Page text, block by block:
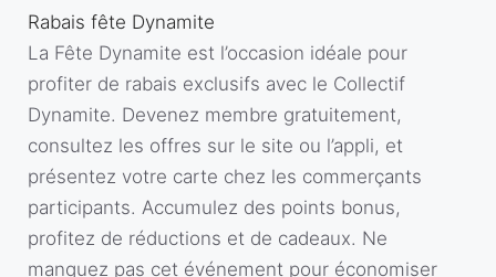
Rabais fête Dynamite
La Fête Dynamite est l’occasion idéale pour
profiter de rabais exclusifs avec le Collectif
Dynamite. Devenez membre gratuitement,
consultez les offres sur le site ou l’appli, et
présentez votre carte chez les commerçants
participants. Accumulez des points bonus,
profitez de réductions et de cadeaux. Ne
manquez pas cet événement pour économiser